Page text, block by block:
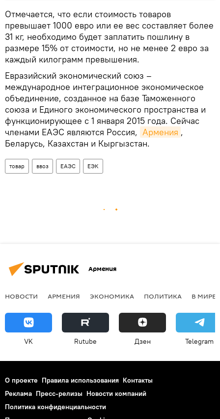
Отмечается, что если стоимость товаров
превышает 1000 евро или ее вес составляет более
31 кг, необходимо будет заплатить пошлину в
размере 15% от стоимости, но не менее 2 евро за
каждый килограмм превышения.
Евразийский экономический союз –
международное интеграционное экономическое
объединение, созданное на базе Таможенного
союза и Единого экономического пространства и
функционирующее с 1 января 2015 года. Сейчас
членами ЕАЭС являются Россия, Армения ,
Беларусь, Казахстан и Кыргызстан.
товар ввоз ЕАЭС ЕЭК
Армения
НОВОСТИ АРМЕНИЯ ЭКОНОМИКА ПОЛИТИКА В МИРЕ
VK Rutube Дзен Telegram
О проекте Правила использования Контакты
Реклама Пресс-релизы Новости компаний
Политика конфиденциальности